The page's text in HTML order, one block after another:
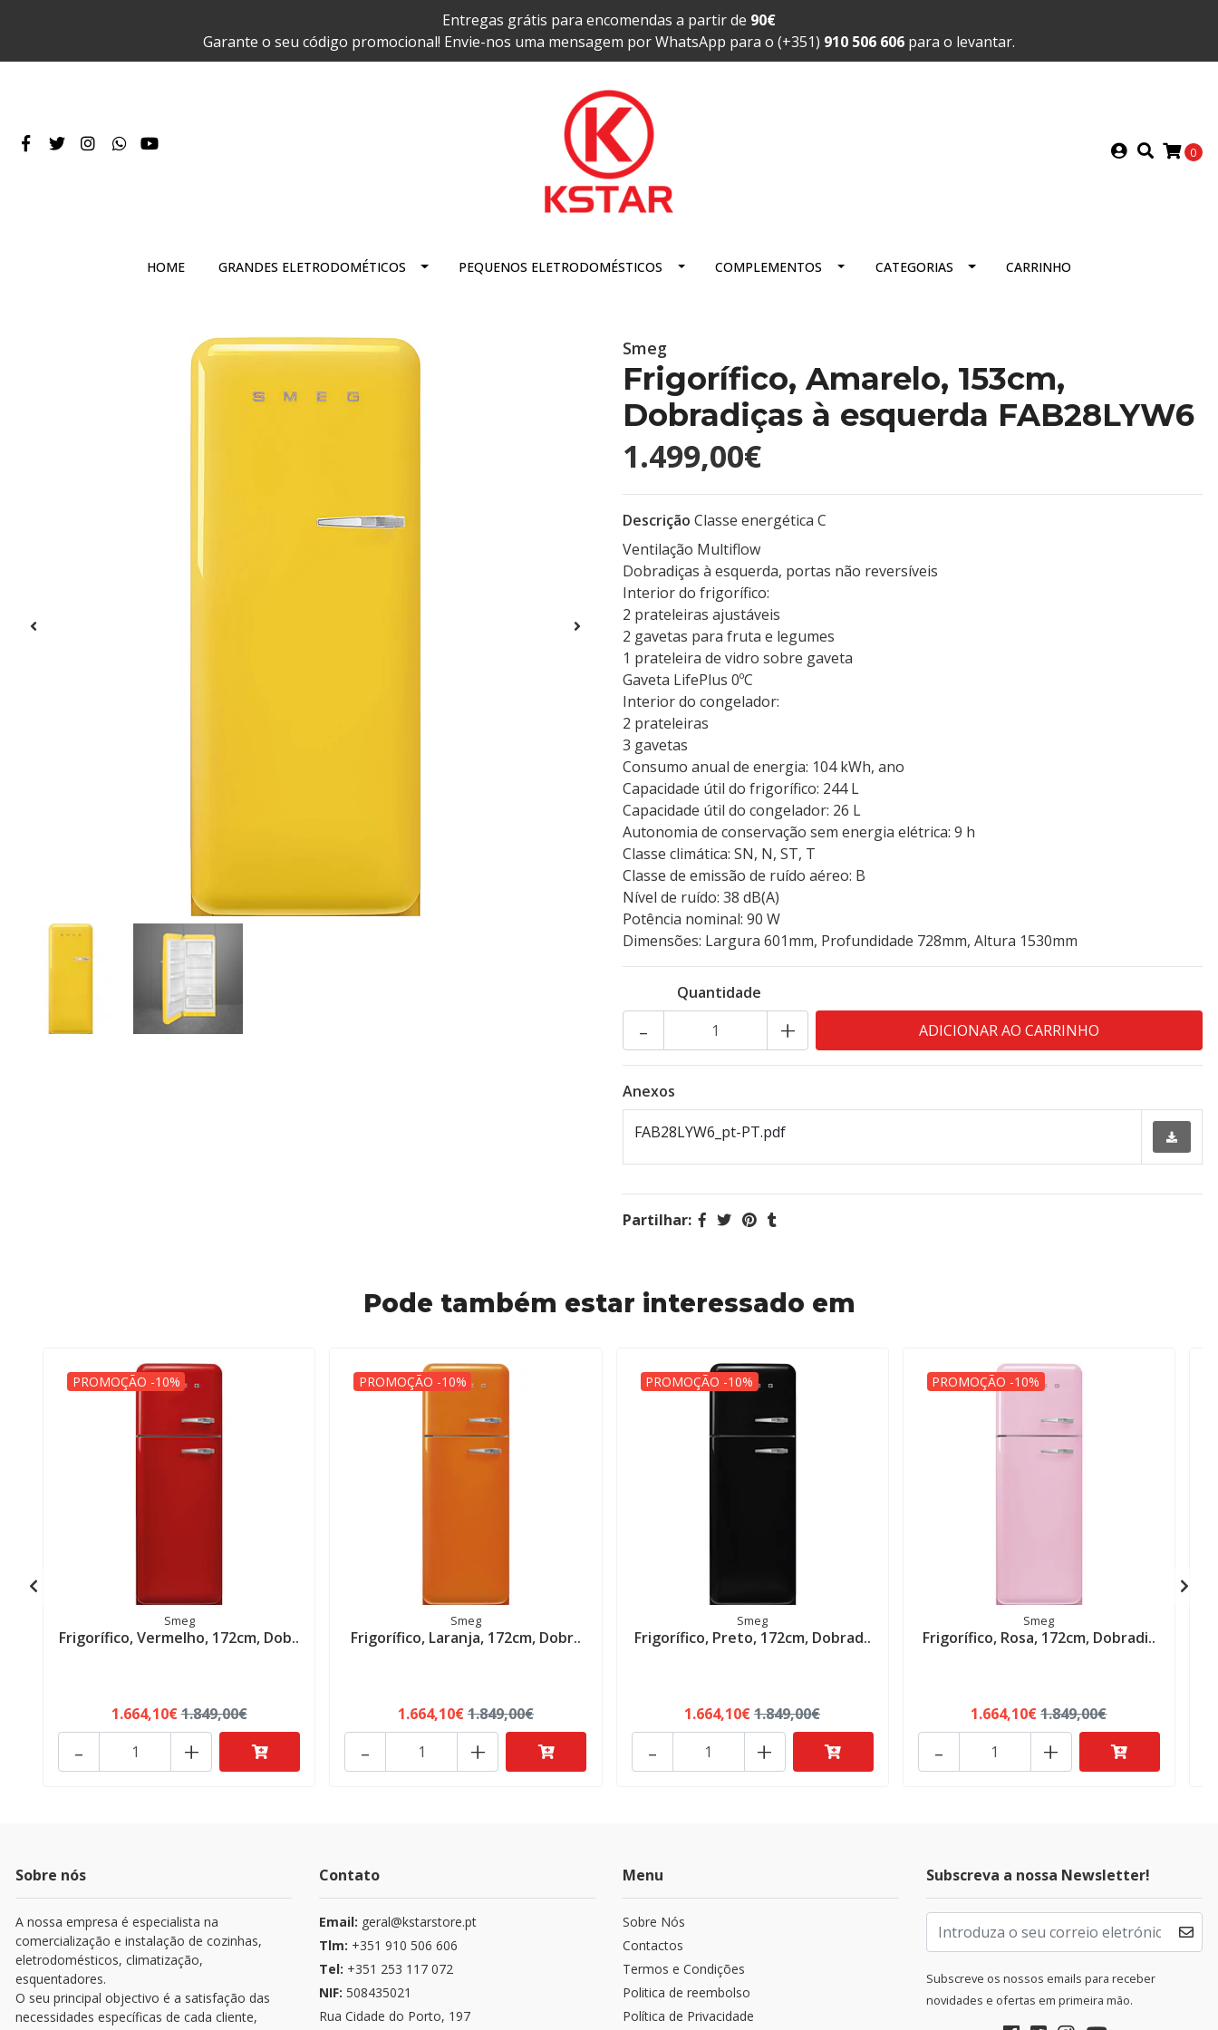
Entregas grátis para encomendas a partir de 90€
Garante o seu código promocional! Envie-nos uma mensagem por WhatsApp para o (+351) 910 506 606 para o levantar.
0
HOME GRANDES ELETRODOMÉTICOS PEQUENOS ELETRODOMÉSTICOS COMPLEMENTOS CATEGORIAS CARRINHO
Smeg
Frigorífico, Amarelo, 153cm,
Dobradiças à esquerda FAB28LYW6
1.499,00€
Descrição Classe energética C
Ventilação Multiflow
Dobradiças à esquerda, portas não reversíveis
Interior do frigorífico:
2 prateleiras ajustáveis
2 gavetas para fruta e legumes
1 prateleira de vidro sobre gaveta
Gaveta LifePlus 0ºC
Interior do congelador:
2 prateleiras
3 gavetas
Consumo anual de energia: 104 kWh, ano
Capacidade útil do frigorífico: 244 L
Capacidade útil do congelador: 26 L
Autonomia de conservação sem energia elétrica: 9 h
Classe climática: SN, N, ST, T
Classe de emissão de ruído aéreo: B
Nível de ruído: 38 dB(A)
Potência nominal: 90 W
Dimensões: Largura 601mm, Profundidade 728mm, Altura 1530mm
Quantidade
+
-
Anexos
FAB28LYW6_pt-PT.pdf
Partilhar:
Pode também estar interessado em
PROMOÇÃO -10%
Smeg
Frigorífico, Vermelho, 172cm, Dob..
1.664,10€1.849,00€
+
-
PROMOÇÃO -10%
Smeg
Frigorífico, Laranja, 172cm, Dobr..
1.664,10€1.849,00€
+
-
PROMOÇÃO -10%
Smeg
Frigorífico, Preto, 172cm, Dobrad..
1.664,10€1.849,00€
+
-
PROMOÇÃO -10%
Smeg
Frigorífico, Rosa, 172cm, Dobradi..
1.664,10€1.849,00€
+
-
Sobre nós
A nossa empresa é especialista na
comercialização e instalação de cozinhas,
eletrodomésticos, climatização,
esquentadores.
O seu principal objectivo é a satisfação das
necessidades específicas de cada cliente,
Contato
Email: geral@kstarstore.pt
Tlm: +351 910 506 606
Tel: +351 253 117 072
NIF: 508435021
Rua Cidade do Porto, 197
Menu
Sobre Nós
Contactos
Termos e Condições
Politica de reembolso
Política de Privacidade
Subscreva a nossa Newsletter!
Subscreve os nossos emails para receber
novidades e ofertas em primeira mão.